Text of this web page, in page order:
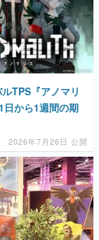
TPS『アノマリ
から1週間の期
2026年7月26日 公開